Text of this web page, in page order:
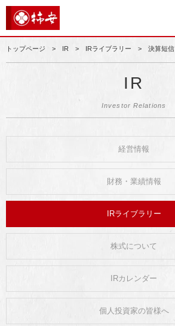
トップページ IR IRライブラリー 決算短信
IR
Investor Relations
経営情報
財務・業績情報
IRライブラリー
株式について
IRカレンダー
個人投資家の皆様へ